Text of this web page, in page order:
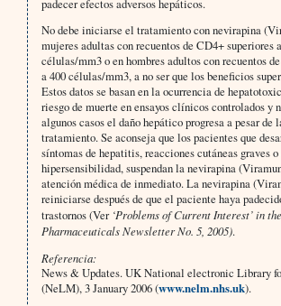
padecer efectos adversos hepáticos.
No debe iniciarse el tratamiento con nevirapina
mujeres adultas con recuentos de CD4+ superiores
células/mm3 o en hombres adultos con recuentos
a 400 células/mm3, a no ser que los beneficios
Estos datos se basan en la ocurrencia de
riesgo de muerte en ensayos clínicos controlados y
algunos casos el daño hepático progresa a pesar
tratamiento. Se aconseja que los pacientes que
síntomas de hepatitis, reacciones cutáneas graves
hipersensibilidad, suspendan la nevirapina
atención médica de inmediato. La nevirapina
reiniciarse después de que el paciente haya
trastornos (Ver ‘Problems of Current Interest’ in
Pharmaceuticals Newsletter No. 5, 2005).
Referencia:
News & Updates. UK National electronic Library
(NeLM), 3 January 2006 (www.nelm.nhs.uk).